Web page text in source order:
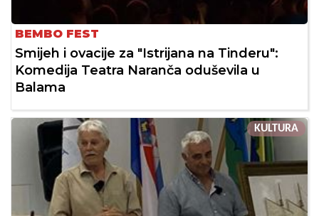
BEMBO FEST
Smijeh i ovacije za "Istrijana na Tinderu":
Komedija Teatra Naranča oduševila u
Balama
KULTURA